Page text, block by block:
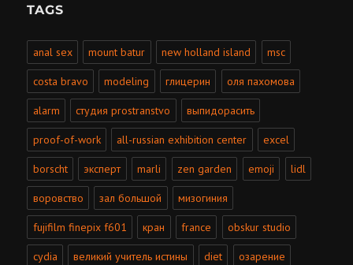
TAGS
anal sex mount batur new holland island msc
costa bravo modeling глицерин оля пахомова
alarm студия prostranstvo выпидорасить
proof-of-work all-russian exhibition center excel
borscht эксперт marli zen garden emoji lidl
воровство зал большой мизогиния
fujifilm finepix f601 кран france obskur studio
cydia великий учитель истины diet озарение